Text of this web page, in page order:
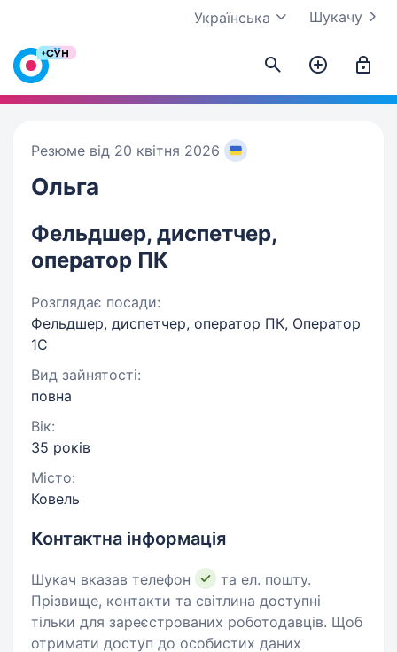
Шукачу
Українська
Резюме від 20 квітня 2026
Ольга
Фельдшер, диспетчер,
оператор ПК
Розглядає посади:
Фельдшер, диспетчер, оператор ПК, Оператор
1C
Вид зайнятості:
повна
Вік:
35 років
Місто:
Ковель
Контактна інформація
Шукач вказав телефон
та ел. пошту.
Прізвище, контакти та світлина доступні
тільки для зареєстрованих роботодавців. Щоб
отримати доступ до особистих даних